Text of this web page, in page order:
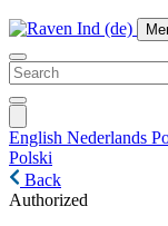
English Nederlands
Polski
Back
Authorized